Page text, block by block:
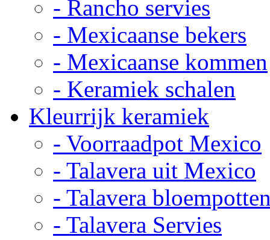
- Rancho servies
- Mexicaanse bekers
- Mexicaanse kommen
- Keramiek schalen
Kleurrijk keramiek
- Voorraadpot Mexico
- Talavera uit Mexico
- Talavera
- Talavera Servies